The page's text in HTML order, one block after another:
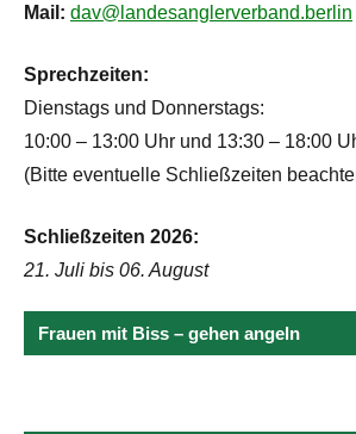
Mail: dav@landesanglerverband.berlin
Sprechzeiten:
Dienstags und Donnerstags:
10:00 – 13:00 Uhr und 13:30 – 18:00
(Bitte eventuelle Schließzeiten
Schließzeiten 2026:
21. Juli bis 06. August
Frauen mit Biss – gehen angeln